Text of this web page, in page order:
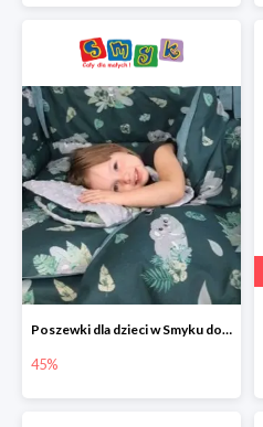
Poszewki dla dzieci w Smyku do -45%
45%